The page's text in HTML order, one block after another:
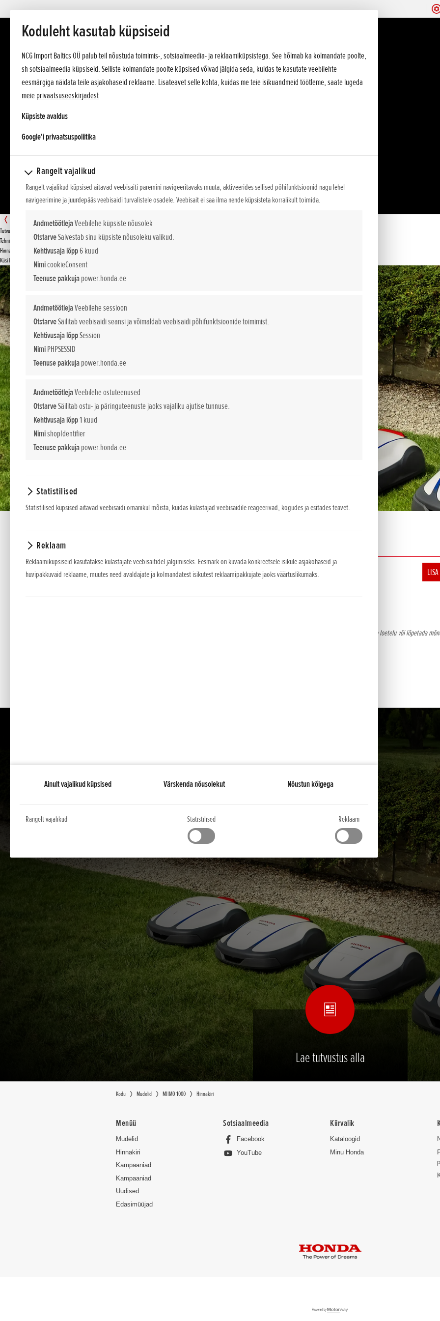
Koduleht kasutab küpsiseid
NCG Import Baltics OÜ palub teil nõustuda toimimis-, sotsiaalmeedia- ja reklaamiküpsistega. See hõlmab ka kolmandate poolte,
sh sotsiaalmeedia küpsiseid. Selliste kolmandate poolte küpsised võivad jälgida seda, kuidas te kasutate veebilehte
eesmärgiga näidata teile asjakohaseid reklaame. Lisateavet selle kohta, kuidas me teie isikuandmeid töötleme, saate lugeda
meieprivaatsuseeskirjadest
Küpsiste avaldus
Google'i privaatsuspoliitikaopens in a new tab
Rangelt vajalikud
Rangelt vajalikud küpsised aitavad veebisaiti paremini navigeeritavaks muuta, aktiveerides sellised põhifunktsioonid nagu lehel
navigeerimine ja juurdepääs veebisaidi turvalistele osadele. Veebisait ei saa ilma nende küpsisteta korralikult toimida.
AndmetöötlejaVeebilehe küpsiste nõusolek
OtstarveSalvestab sinu küpsiste nõusoleku valikud.
Kehtivusaja lõpp6 kuud
NimicookieConsent
Teenuse pakkujapower.honda.ee
AndmetöötlejaVeebilehe sessioon
OtstarveSäilitab veebisaidi seansi ja võimaldab veebisaidi põhifunktsioonide toimimist.
Kehtivusaja lõppSession
NimiPHPSESSID
Teenuse pakkujapower.honda.ee
AndmetöötlejaVeebilehe ostuteenused
OtstarveSäilitab ostu- ja päringuteenuste jaoks vajaliku ajutise tunnuse.
Kehtivusaja lõpp1 kuud
NimishopIdentifier
Teenuse pakkujapower.honda.ee
Statistilised
Statistilised küpsised aitavad veebisaidi omanikul mõista, kuidas külastajad veebisaidile reageerivad, kogudes ja esitades teavet.
Reklaam
Reklaamiküpsiseid kasutatakse külastajate veebisaitidel jälgimiseks. Eesmärk on kuvada konkreetsele isikule asjakohaseid ja
huvipakkuvaid reklaame, muutes need avaldajate ja kolmandatest isikutest reklaamipakkujate jaoks väärtuslikumaks.
Ainult vajalikud küpsised Värskenda nõusolekut Nõustun kõigega
Rangelt vajalikud Statistilised Reklaam
MIIMO 1000
Tutvustus
Tehnilised andmed
Hinnakiri
Küsi lisa
KÜSI PAKKUMIST
MIIMO 1000
MIIMO 1000 1 500
Esitatud hinnad, põhivarustus ja lisavarustuse valik on teavitava iseloomuga . NCG Import Baltics OÜ jätab õiguse muuta hindu ja varustuse loetelu või lõpetada
Lae tutvustus alla
Kodu Mudelid MIIMO 1000 Hinnakiri
Menüü
Mudelid
Hinnakiri
Kampaaniad
Kampaaniad
Uudised
Edasimüüjad
Sotsiaalmeedia
Facebook
YouTube
Kiirvalik
Kataloogid
Minu Honda
Powered by